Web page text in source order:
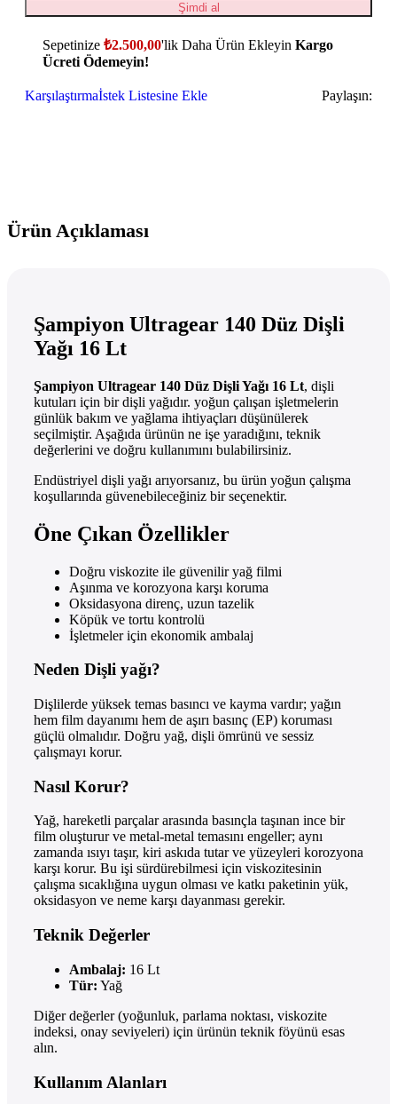
Şimdi al
Sepetinize ₺2.500,00'lik Daha Ürün Ekleyin Kargo
Ücreti Ödemeyin!
Karşılaştırmaİstek Listesine Ekle Paylaşın:
Ürün Açıklaması
Şampiyon Ultragear 140 Düz Dişli
Yağı 16 Lt
Şampiyon Ultragear 140 Düz Dişli Yağı 16 Lt, dişli
kutuları için bir dişli yağıdır. yoğun çalışan işletmelerin
günlük bakım ve yağlama ihtiyaçları düşünülerek
seçilmiştir. Aşağıda ürünün ne işe yaradığını, teknik
değerlerini ve doğru kullanımını bulabilirsiniz.
Endüstriyel dişli yağı arıyorsanız, bu ürün yoğun çalışma
koşullarında güvenebileceğiniz bir seçenektir.
Öne Çıkan Özellikler
Doğru viskozite ile güvenilir yağ filmi
Aşınma ve korozyona karşı koruma
Oksidasyona direnç, uzun tazelik
Köpük ve tortu kontrolü
İşletmeler için ekonomik ambalaj
Neden Dişli yağı?
Dişlilerde yüksek temas basıncı ve kayma vardır; yağın
hem film dayanımı hem de aşırı basınç (EP) koruması
güçlü olmalıdır. Doğru yağ, dişli ömrünü ve sessiz
çalışmayı korur.
Nasıl Korur?
Yağ, hareketli parçalar arasında basınçla taşınan ince bir
film oluşturur ve metal-metal temasını engeller; aynı
zamanda ısıyı taşır, kiri askıda tutar ve yüzeyleri korozyona
karşı korur. Bu işi sürdürebilmesi için viskozitesinin
çalışma sıcaklığına uygun olması ve katkı paketinin yük,
oksidasyon ve neme karşı dayanması gerekir.
Teknik Değerler
Ambalaj: 16 Lt
Tür: Yağ
Diğer değerler (yoğunluk, parlama noktası, viskozite
indeksi, onay seviyeleri) için ürünün teknik föyünü esas
alın.
Kullanım Alanları